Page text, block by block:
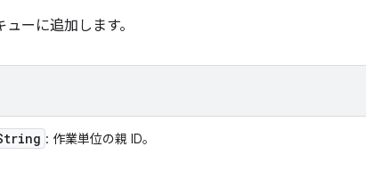
ーに追加します。
: 作業単位の親 ID。